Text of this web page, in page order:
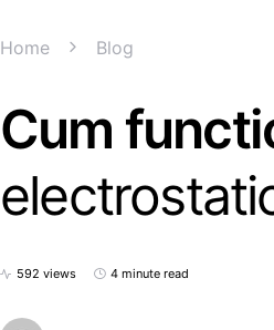
Home Blog
Cum
592 views 4 minute read